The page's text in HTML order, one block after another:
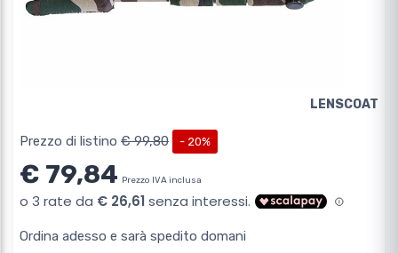
LENSCOAT
Prezzo di listino € 99,80 - 20%
€ 79,84 Prezzo IVA inclusa
Ordina adesso e sarà spedito domani